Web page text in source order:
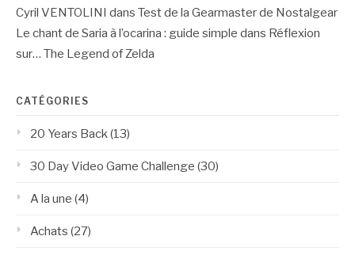
Cyril VENTOLINI dans Test de la Gearmaster de Nostalgear
Le chant de Saria à l’ocarina : guide simple dans Réflexion
sur… The Legend of Zelda
CATÉGORIES
20 Years Back(13)
30 Day Video Game Challenge (30)
A la une (4)
Achats (27)